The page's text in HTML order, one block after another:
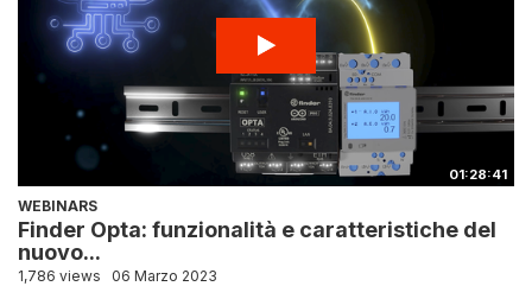
01:28:41
WEBINARS
Finder Opta: funzionalità e caratteristiche del
nuovo...
1,786 views 06 Marzo 2023